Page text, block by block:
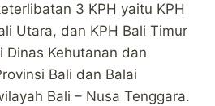
3 KPH yaitu KPH
Utara, dan KPH Bali Timur
Kehutanan dan
Bali dan Balai
Bali – Nusa Tenggara.